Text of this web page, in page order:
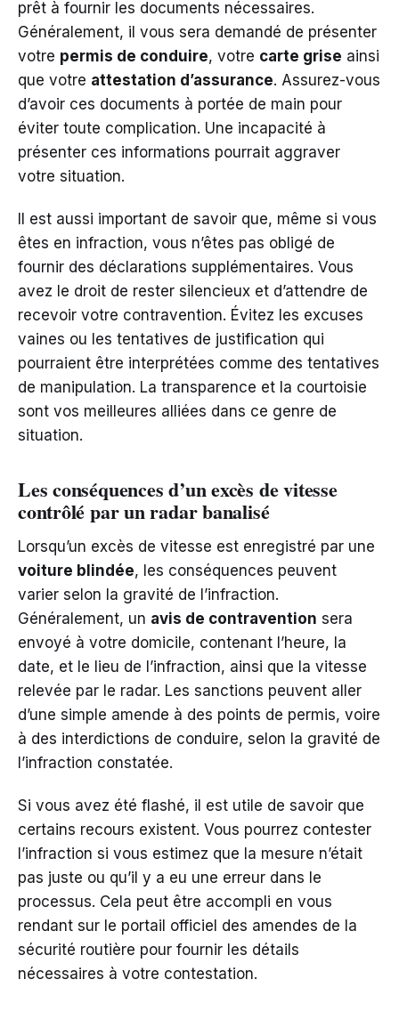
prêt à fournir les documents nécessaires.
Généralement, il vous sera demandé de présenter
votre permis de conduire, votre carte grise ainsi
que votre attestation d’assurance. Assurez-vous
d’avoir ces documents à portée de main pour
éviter toute complication. Une incapacité à
présenter ces informations pourrait aggraver
votre situation.
Il est aussi important de savoir que, même si vous
êtes en infraction, vous n’êtes pas obligé de
fournir des déclarations supplémentaires. Vous
avez le droit de rester silencieux et d’attendre de
recevoir votre contravention. Évitez les excuses
vaines ou les tentatives de justification qui
pourraient être interprétées comme des tentatives
de manipulation. La transparence et la courtoisie
sont vos meilleures alliées dans ce genre de
situation.
Les conséquences d’un excès de vitesse
contrôlé par un radar banalisé
Lorsqu’un excès de vitesse est enregistré par une
voiture blindée, les conséquences peuvent
varier selon la gravité de l’infraction.
Généralement, un avis de contravention sera
envoyé à votre domicile, contenant l’heure, la
date, et le lieu de l’infraction, ainsi que la vitesse
relevée par le radar. Les sanctions peuvent aller
d’une simple amende à des points de permis, voire
à des interdictions de conduire, selon la gravité de
l’infraction constatée.
Si vous avez été flashé, il est utile de savoir que
certains recours existent. Vous pourrez contester
l’infraction si vous estimez que la mesure n’était
pas juste ou qu’il y a eu une erreur dans le
processus. Cela peut être accompli en vous
rendant sur le portail officiel des amendes de la
sécurité routière pour fournir les détails
nécessaires à votre contestation.